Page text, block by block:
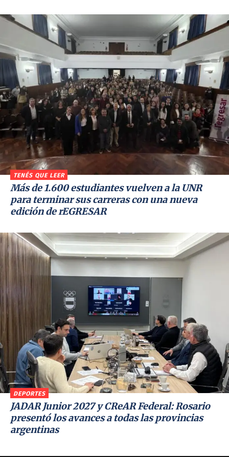
TENÉS QUE LEER
Más de 1.600 estudiantes vuelven a la UNR
para terminar sus carreras con una nueva
edición de rEGRESAR
DEPORTES
JADAR Junior 2027 y CReAR Federal: Rosario
presentó los avances a todas las provincias
argentinas